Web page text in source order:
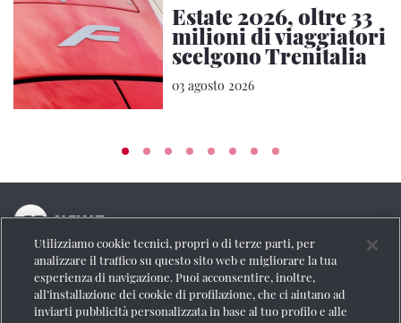
Estate 2026, oltre 33
milioni di viaggiatori
scelgono Trenitalia
03 agosto 2026
La testata online del Gruppo FS Italiane
Social
Utilizziamo cookie tecnici, propri o di terze parti, per
analizzare il traffico su questo sito web e migliorare la tua
esperienza di navigazione. Puoi acconsentire, inoltre,
all’installazione dei cookie di profilazione, che ci aiutano ad
inviarti pubblicità personalizzata in base al tuo profilo e alle